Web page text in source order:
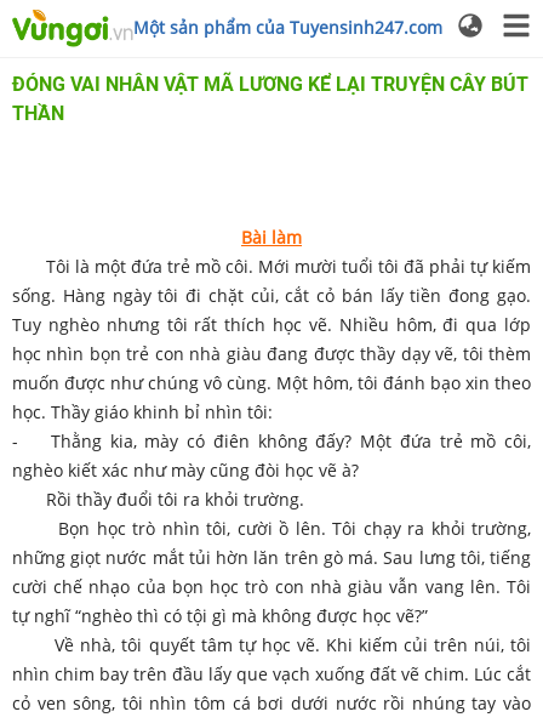
Một sản phẩm của Tuyensinh247.com
ĐÓNG VAI NHÂN VẬT MÃ LƯƠNG KỂ LẠI TRUYỆN CÂY BÚT
THẦN
Bài làm
Tôi là một đứa trẻ mồ côi. Mới mười tuổi tôi đã phải tự kiếm
sống. Hàng ngày tôi đi chặt củi, cắt cỏ bán lấy tiền đong gạo.
Tuy nghèo nhưng tôi rất thích học vẽ. Nhiều hôm, đi qua lớp
học nhìn bọn trẻ con nhà giàu đang được thầy dạy vẽ, tôi thèm
muốn được như chúng vô cùng. Một hôm, tôi đánh bạo xin theo
học. Thầy giáo khinh bỉ nhìn tôi:
- Thằng kia, mày có điên không đấy? Một đứa trẻ mồ côi,
nghèo kiết xác như mày cũng đòi học vẽ à?
Rồi thầy đuổi tôi ra khỏi trường.
Bọn học trò nhìn tôi, cười ồ lên. Tôi chạy ra khỏi trường,
những giọt nước mắt tủi hờn lăn trên gò má. Sau lưng tôi, tiếng
cười chế nhạo của bọn học trò con nhà giàu vẫn vang lên. Tôi
tự nghĩ “nghèo thì có tội gì mà không được học vẽ?”
Về nhà, tôi quyết tâm tự học vẽ. Khi kiếm củi trên núi, tôi
nhìn chim bay trên đầu lấy que vạch xuống đất vẽ chim. Lúc cắt
cỏ ven sông, tôi nhìn tôm cá bơi dưới nước rồi nhúng tay vào